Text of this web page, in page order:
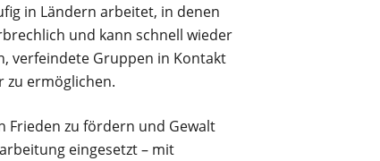
in Ländern arbeitet, in denen
und kann schnell wieder
verfeindete Gruppen in Kontakt
zu ermöglichen.
Frieden zu fördern und Gewalt
eingesetzt – mit